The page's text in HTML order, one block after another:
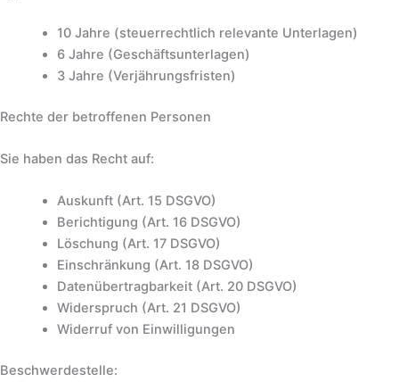
10 Jahre (steuerrechtlich relevante Unterlagen)
6 Jahre (Geschäftsunterlagen)
3 Jahre (Verjährungsfristen)
Rechte der betroffenen Personen
Sie haben das Recht auf:
Auskunft (Art. 15 DSGVO)
Berichtigung (Art. 16 DSGVO)
Löschung (Art. 17 DSGVO)
Einschränkung (Art. 18 DSGVO)
Datenübertragbarkeit (Art. 20 DSGVO)
Widerspruch (Art. 21 DSGVO)
Widerruf von Einwilligungen
Beschwerdestelle: